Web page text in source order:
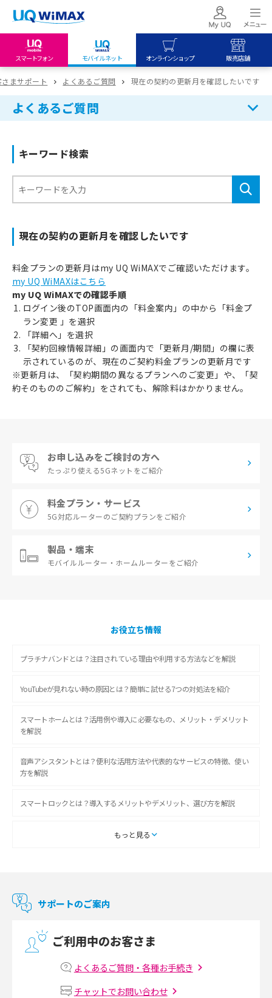
スマートフォン モバイルネット オンラインショップ 販売店舗
my UQ WiMAX
UQ WiMAX ご契約の方
My UQ mobile
UQ mobile
UQ mobile
オンラインショップ
UQ WiMAX
UQ mobile
販売店舗
UQ WiMAX
まサポート よくあるご質問 現在の契約の更新月を確認したいです
よくあるご質問
キーワード検索
現在の契約の更新月を確認したいです
料金プランの更新月はmy UQ WiMAXでご確認いただけます。
my UQ WiMAXはこちら
my UQ WiMAXでの確認手順
ログイン後のTOP画面内の「料金案内」の中から「料金プ
ラン変更 」を選択
「詳細へ」を選択
「契約回線情報詳細」の画面内で「更新月/期間」の欄に表
示されているのが、現在のご契約料金プランの更新月です
※更新月は、「契約期間の異なるプランへのご変更」や、「契
約そのもののご解約」をされても、解除料はかかりません。
お申し込みをご検討の方へ
たっぷり使える5Gネットをご紹介
料金プラン・サービス
5G対応ルーターのご契約プランをご紹介
製品・端末
モバイルルーター・ ホームルーターをご紹介
お役立ち情報
プラチナバンドとは？注目されている理由や利用する方法などを解説
YouTubeが見れない時の原因とは？簡単に試せる7つの対処法を紹介
スマートホームとは？活用例や導入に必要なもの、メリット・デメリット
を解説
音声アシスタントとは？便利な活用方法や代表的なサービスの特徴、使い
方を解説
スマートロックとは？導入するメリットやデメリット、選び方を解説
スマートテレビとは？特徴や選び方、使い方をわかりやすく解説
マンションで使えるWi-Fiは？種類ごとの特徴や選び方を紹介
マンションで光回線の利用を始める手順は？設備状況の確認方法も解説
Wi-Fiルーターの設定方法をわかりやすく解説！事前に準備すべきものも紹
もっと見る
サポートのご案内
ご利用中のお客さま
よくあるご質問・各種お手続き
チャットでお問い合わせ